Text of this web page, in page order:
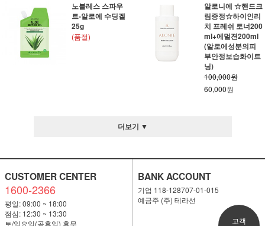
노블레스 스파우
트-알로에 수딩겔
25g
(품절)
알로니에 ☆핸드크
림증정☆하이인리
치 프레쉬 토너200
ml+에멀젼200ml
(알로에성분의피
부안정보습화이트
닝)
100,000원
60,000원
더보기 ▼
CUSTOMER CENTER
1600-2366
평일: 09:00 ~ 18:00
점심: 12:30 ~ 13:30
토/일요일(공휴일) 휴무
BANK ACCOUNT
기업 118-128707-01-015
예금주 (주) 테라선
고객